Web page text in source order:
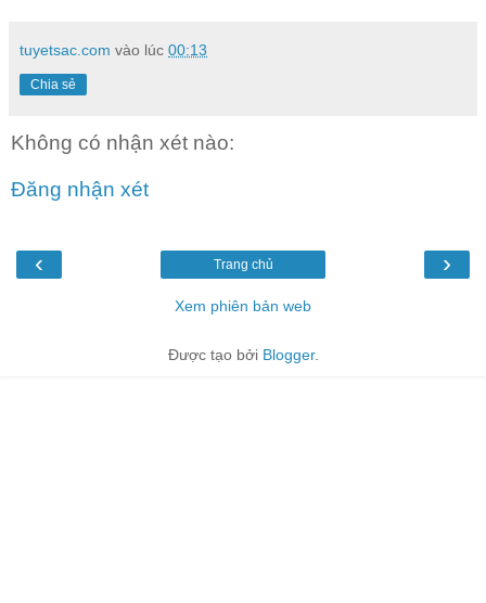
tuyetsac.com vào lúc 00:13
Chia sẻ
Không có nhận xét nào:
Đăng nhận xét
‹ ›
Trang chủ
Xem phiên bản web
Được tạo bởi Blogger.